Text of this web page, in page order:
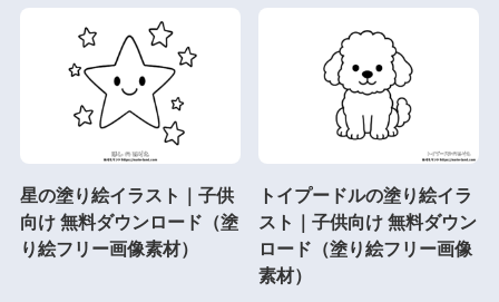
星の塗り絵イラスト｜子供
向け 無料ダウンロード（塗
り絵フリー画像素材）
トイプードルの塗り絵イラ
スト｜子供向け 無料ダウン
ロード（塗り絵フリー画像
素材）